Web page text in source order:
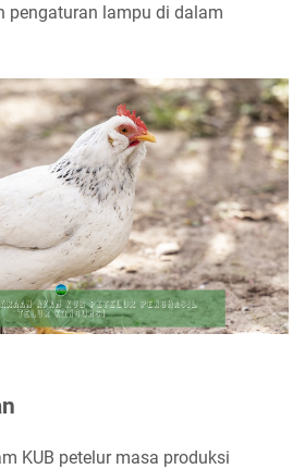
pengaturan lampu di dalam
KUB petelur masa produksi